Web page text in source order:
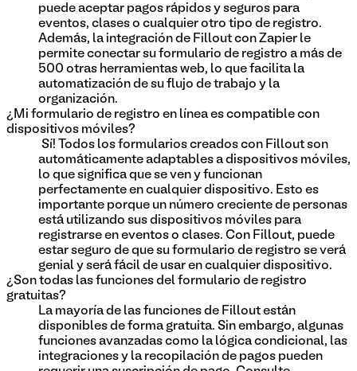
puede aceptar pagos rápidos y seguros para
eventos, clases o cualquier otro tipo de registro.
Además, la integración de Fillout con Zapier le
permite conectar su formulario de registro a más de
500 otras herramientas web, lo que facilita la
automatización de su flujo de trabajo y la
organización.
¿Mi formulario de registro en línea es compatible con
dispositivos móviles?
¡Sí! Todos los formularios creados con Fillout son
automáticamente adaptables a dispositivos móviles,
lo que significa que se ven y funcionan
perfectamente en cualquier dispositivo. Esto es
importante porque un número creciente de personas
está utilizando sus dispositivos móviles para
registrarse en eventos o clases. Con Fillout, puede
estar seguro de que su formulario de registro se verá
genial y será fácil de usar en cualquier dispositivo.
¿Son todas las funciones del formulario de registro
gratuitas?
La mayoría de las funciones de Fillout están
disponibles de forma gratuita. Sin embargo, algunas
funciones avanzadas como la lógica condicional, las
integraciones y la recopilación de pagos pueden